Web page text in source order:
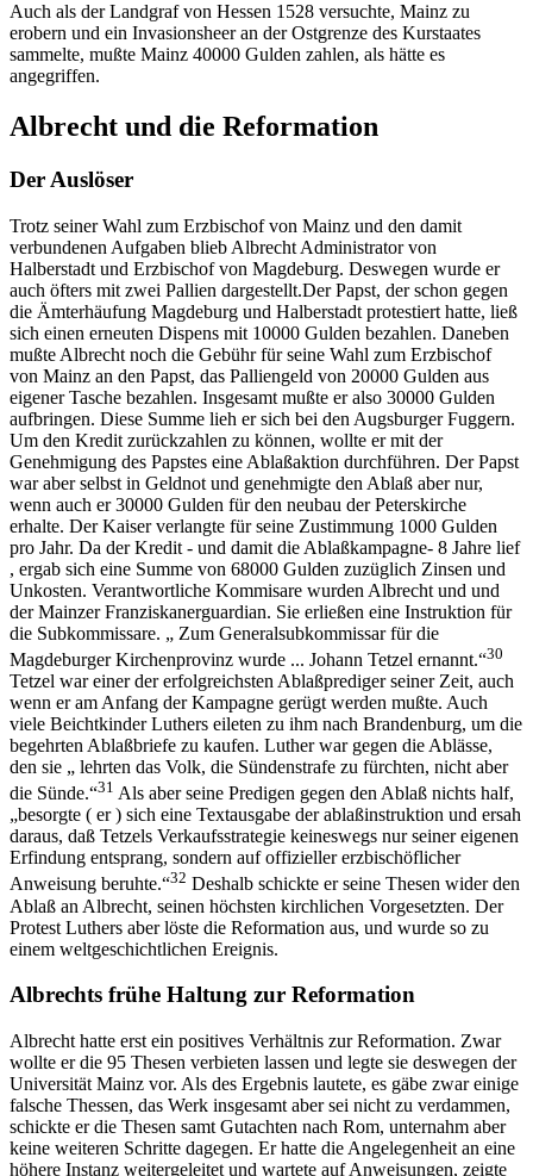
Auch als der Landgraf von Hessen 1528 versuchte, Mainz zu
erobern und ein Invasionsheer an der Ostgrenze des Kurstaates
sammelte, mußte Mainz 40000 Gulden zahlen, als hätte es
angegriffen.
Albrecht und die Reformation
Der Auslöser
Trotz seiner Wahl zum Erzbischof von Mainz und den damit
verbundenen Aufgaben blieb Albrecht Administrator von
Halberstadt und Erzbischof von Magdeburg. Deswegen wurde er
auch öfters mit zwei Pallien dargestellt.Der Papst, der schon gegen
die Ämterhäufung Magdeburg und Halberstadt protestiert hatte, ließ
sich einen erneuten Dispens mit 10000 Gulden bezahlen. Daneben
mußte Albrecht noch die Gebühr für seine Wahl zum Erzbischof
von Mainz an den Papst, das Palliengeld von 20000 Gulden aus
eigener Tasche bezahlen. Insgesamt mußte er also 30000 Gulden
aufbringen. Diese Summe lieh er sich bei den Augsburger Fuggern.
Um den Kredit zurückzahlen zu können, wollte er mit der
Genehmigung des Papstes eine Ablaßaktion durchführen. Der Papst
war aber selbst in Geldnot und genehmigte den Ablaß aber nur,
wenn auch er 30000 Gulden für den neubau der Peterskirche
erhalte. Der Kaiser verlangte für seine Zustimmung 1000 Gulden
pro Jahr. Da der Kredit - und damit die Ablaßkampagne- 8 Jahre lief
, ergab sich eine Summe von 68000 Gulden zuzüglich Zinsen und
Unkosten. Verantwortliche Kommisare wurden Albrecht und und
der Mainzer Franziskanerguardian. Sie erließen eine Instruktion für
die Subkommissare. „ Zum Generalsubkommissar für die
Magdeburger Kirchenprovinz wurde ... Johann Tetzel ernannt.“30
Tetzel war einer der erfolgreichsten Ablaßprediger seiner Zeit, auch
wenn er am Anfang der Kampagne gerügt werden mußte. Auch
viele Beichtkinder Luthers eileten zu ihm nach Brandenburg, um die
begehrten Ablaßbriefe zu kaufen. Luther war gegen die Ablässe,
den sie „ lehrten das Volk, die Sündenstrafe zu fürchten, nicht aber
die Sünde.“31 Als aber seine Predigen gegen den Ablaß nichts half,
„besorgte ( er ) sich eine Textausgabe der ablaßinstruktion und ersah
daraus, daß Tetzels Verkaufsstrategie keineswegs nur seiner eigenen
Erfindung entsprang, sondern auf offizieller erzbischöflicher
Anweisung beruhte.“32 Deshalb schickte er seine Thesen wider den
Ablaß an Albrecht, seinen höchsten kirchlichen Vorgesetzten. Der
Protest Luthers aber löste die Reformation aus, und wurde so zu
einem weltgeschichtlichen Ereignis.
Albrechts frühe Haltung zur Reformation
Albrecht hatte erst ein positives Verhältnis zur Reformation. Zwar
wollte er die 95 Thesen verbieten lassen und legte sie deswegen der
Universität Mainz vor. Als des Ergebnis lautete, es gäbe zwar einige
falsche Thessen, das Werk insgesamt aber sei nicht zu verdammen,
schickte er die Thesen samt Gutachten nach Rom, unternahm aber
keine weiteren Schritte dagegen. Er hatte die Angelegenheit an eine
höhere Instanz weitergeleitet und wartete auf Anweisungen, zeigte